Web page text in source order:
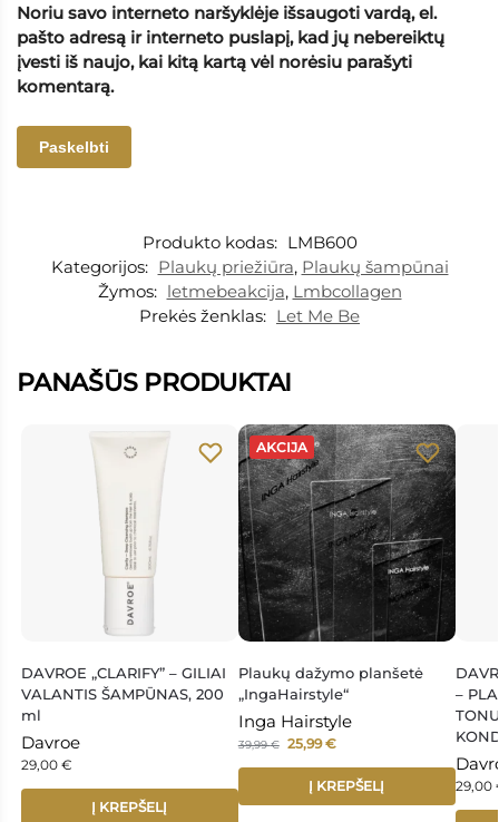
Noriu savo interneto naršyklėje išsaugoti vardą, el.
pašto adresą ir interneto puslapį, kad jų nebereiktų
įvesti iš naujo, kai kitą kartą vėl norėsiu parašyti
komentarą.
Produkto kodas: LMB600
Kategorijos: Plaukų priežiūra, Plaukų šampūnai
Žymos: letmebeakcija, Lmbcollagen
Prekės ženklas: Let Me Be
PANAŠŪS PRODUKTAI
DAVROE „CLARIFY” – GILIAI
VALANTIS ŠAMPŪNAS, 200
ml
Davroe
29,00 €
Į KREPŠELĮ
AKCIJA
Plaukų dažymo planšetė
„IngaHairstyle“
Inga Hairstyle
39,99€ 25,99€
Į KREPŠELĮ
–
29,00